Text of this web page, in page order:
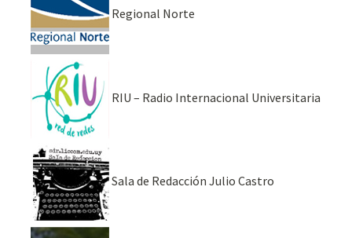
Regional Norte
RIU – Radio Internacional Universitaria
Sala de Redacción Julio Castro